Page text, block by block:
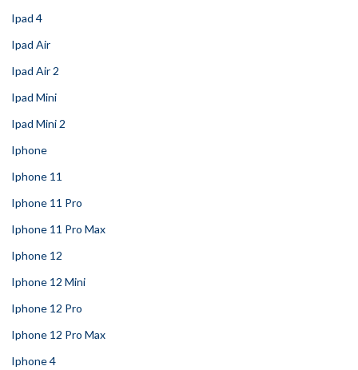
Ipad 4
Ipad Air
Ipad Air 2
Ipad Mini
Ipad Mini 2
Iphone
Iphone 11
Iphone 11 Pro
Iphone 11 Pro Max
Iphone 12
Iphone 12 Mini
Iphone 12 Pro
Iphone 12 Pro Max
Iphone 4